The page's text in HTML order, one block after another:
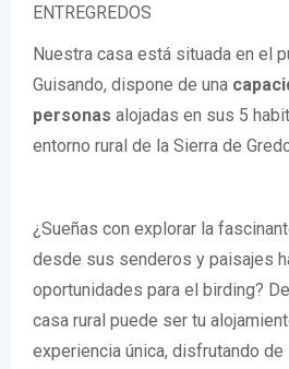
ENTREGREDOS
Nuestra casa está situada en el
Guisando, dispone de una
personas alojadas en sus 5
entorno rural de la Sierra de
¿Sueñas con explorar la
desde sus senderos y paisajes
oportunidades para el birding?
casa rural puede ser tu
experiencia única, disfrutando de